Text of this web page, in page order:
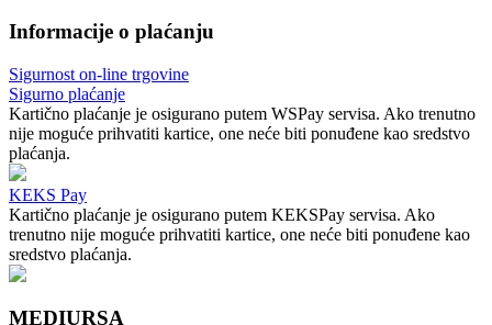
Informacije o plaćanju
Sigurnost on-line trgovine
Sigurno plaćanje
Kartično plaćanje je osigurano putem WSPay servisa. Ako trenutno
nije moguće prihvatiti kartice, one neće biti ponuđene kao sredstvo
plaćanja.
KEKS Pay
Kartično plaćanje je osigurano putem KEKSPay servisa. Ako
trenutno nije moguće prihvatiti kartice, one neće biti ponuđene kao
sredstvo plaćanja.
MEDIURSA